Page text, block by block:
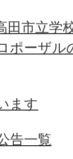
田市立学
ポーザル
ます
告一覧